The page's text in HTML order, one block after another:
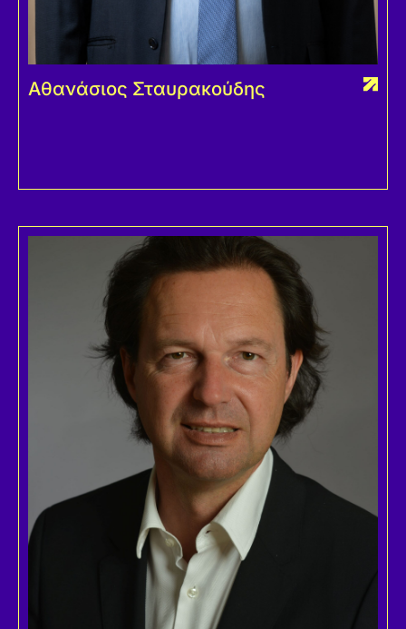
Αθανάσιος Σταυρακούδης